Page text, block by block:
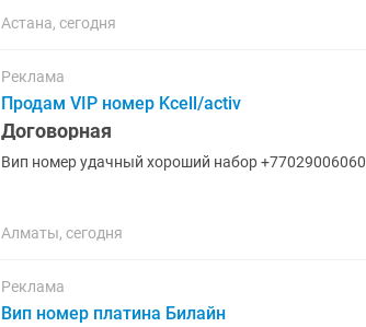
Астана, сегодня
Реклама
Продам VIP номер Kcell/activ
Договорная
Вип номер удачный хороший набор +77029006060
Алматы, сегодня
Реклама
Вип номер платина Билайн